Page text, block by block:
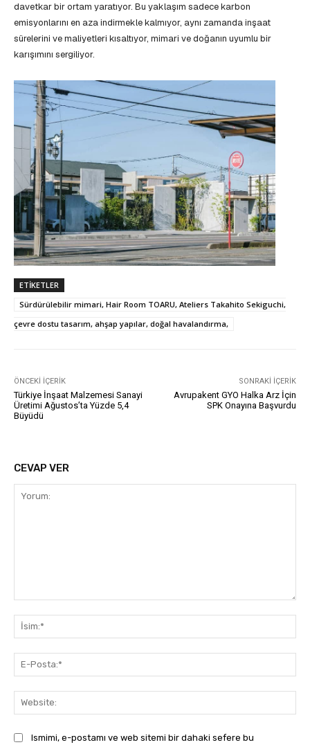
davetkar bir ortam yaratıyor. Bu yaklaşım sadece karbon
emisyonlarını en aza indirmekle kalmıyor, aynı zamanda inşaat
sürelerini ve maliyetleri kısaltıyor, mimari ve doğanın uyumlu bir
karışımını sergiliyor.
ETIKETLER
Sürdürülebilir mimari, Hair Room TOARU, Ateliers Takahito Sekiguchi,
çevre dostu tasarım, ahşap yapılar, doğal havalandırma,
ÖNCEKI İÇERIK
Türkiye İnşaat Malzemesi Sanayi
Üretimi Ağustos’ta Yüzde 5,4
Büyüdü
SONRAKI İÇERIK
Avrupakent GYO Halka Arz İçin
SPK Onayına Başvurdu
CEVAP VER
Ismimi, e-postamı ve web sitemi bir dahaki sefere bu